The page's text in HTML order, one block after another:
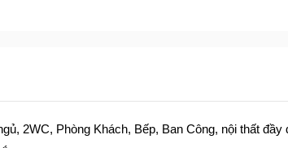
2WC, Phòng Khách, Bếp, Ban Công, nội thất